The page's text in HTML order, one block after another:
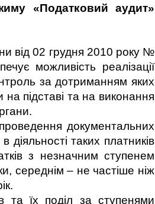
«Податковий аудит»
від 02 грудня 2010 року №
можливість реалізації
за дотриманням яких
підставі та на виконання
документальних
діяльності таких платників
з незначним ступенем
середнім – не частіше ніж
їх поділ за ступенями